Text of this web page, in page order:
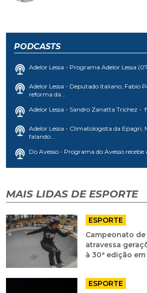
PODCASTS
Adelor Lessa - Programa Adelor Lessa
Adelor Lessa - Deputado italiano, Fabio
reforma da...
Adelor Lessa - Sandro Zanatta Trichez -
Adelor Lessa - Climatologista da Epagri,
falando...
Do Avesso - Programa do Avesso recebe
MAIS LIDAS DE ESPORTE
ESPORTE
Campeonato
atravessa
à 30ª edição
ESPORTE